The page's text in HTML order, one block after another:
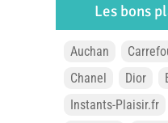
Les bons
Auchan
Chanel
Dior
Instants-Plaisir.fr